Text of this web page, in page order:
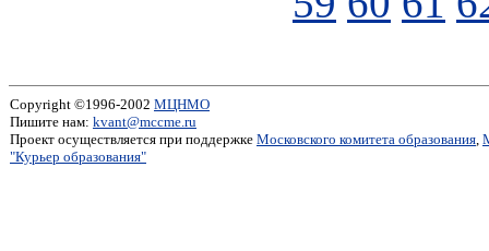
Copyright ©1996-2002 МЦНМО
Пишите нам: kvant@mccme.ru
Проект осуществляется при поддержке Московского комитета образования,
"Курьер образования"